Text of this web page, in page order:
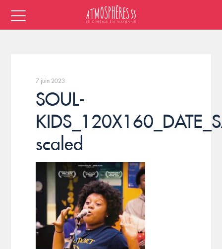
7 juin 2023
SOUL-
scaled